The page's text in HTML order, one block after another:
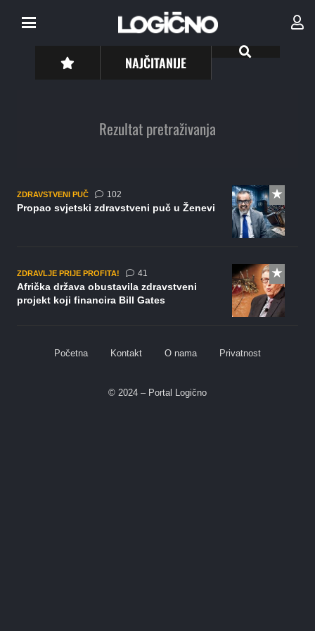
NAJČITANIJE
Rezultat pretraživanja
ZDRAVSTVENI PUČ 102komentara
Propao svjetski zdravstveni puč u Ženevi
ZDRAVLJE PRIJE PROFITA! 41
Afrička država obustavila zdravstveni
projekt koji financira Bill Gates
Početna Kontakt O nama Privatnost
© 2024 – Portal Logično